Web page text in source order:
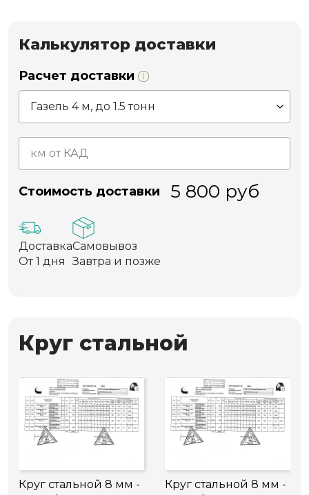
Калькулятор доставки
Расчет доставки
Стоимость доставки 5 800 руб
Доставка
От 1 дня
Самовывоз
Завтра и позже
Круг стальной
Круг стальной 8 мм -
Круг стальной 8 мм -